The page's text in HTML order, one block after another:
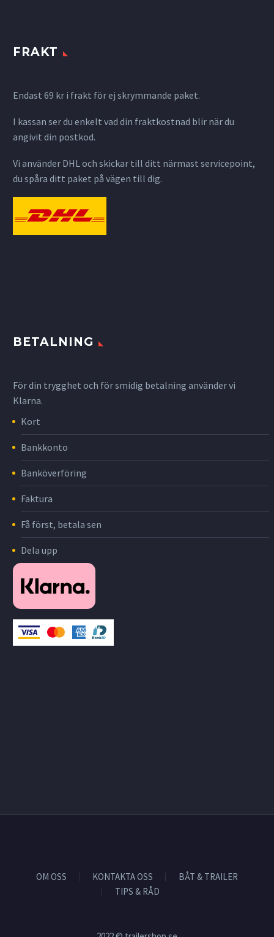
FRAKT
Endast 69 kr i frakt för ej skrymmande paket.
I kassan ser du enkelt vad din fraktkostnad blir när du
angivit din postkod.
Vi använder DHL och skickar till ditt närmast servicepoint,
du spåra ditt paket på vägen till dig.
BETALNING
För din trygghet och för smidig betalning använder vi
Klarna.
Kort
Bankkonto
Banköverföring
Faktura
Få först, betala sen
Dela upp
OM OSS KONTAKTA OSS
BÅT & TRAILER
TIPS & RÅD